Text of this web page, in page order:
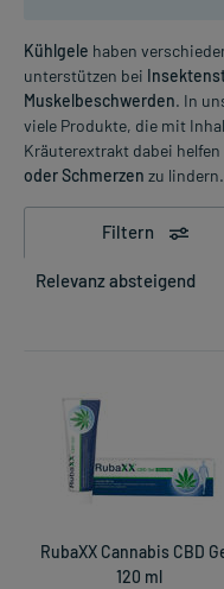
Kühlgele haben
unterstützen bei
Muskelbeschwerden. In
viele Produkte, die mit
Kräuterextrakt dabei
oder Schmerzen zu lindern.
Filtern
Relevanz absteigend
RubaXX Cannabis CBD
120 ml